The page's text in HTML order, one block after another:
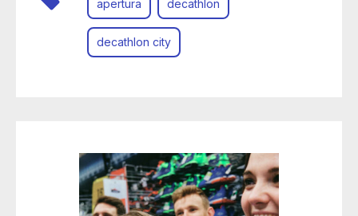
apertura decathlon
decathlon city